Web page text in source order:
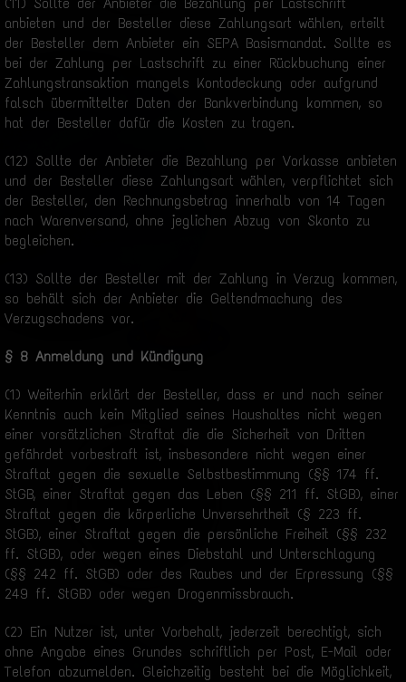
anbieten und der Besteller diese Zahlungsart wählen, erteilt
der Besteller dem Anbieter ein SEPA Basismandat. Sollte es
bei der Zahlung per Lastschrift zu einer Rückbuchung einer
Zahlungstransaktion mangels Kontodeckung oder aufgrund
falsch übermittelter Daten der Bankverbindung kommen, so
hat der Besteller dafür die Kosten zu tragen.
(12) Sollte der Anbieter die Bezahlung per Vorkasse anbieten
und der Besteller diese Zahlungsart wählen, verpflichtet sich
der Besteller, den Rechnungsbetrag innerhalb von 14 Tagen
nach Warenversand, ohne jeglichen Abzug von Skonto zu
begleichen.
(13) Sollte der Besteller mit der Zahlung in Verzug kommen,
so behält sich der Anbieter die Geltendmachung des
Verzugschadens vor.
§ 8 Anmeldung und Kündigung
(1) Weiterhin erklärt der Besteller, dass er und nach seiner
Kenntnis auch kein Mitglied seines Haushaltes nicht wegen
einer vorsätzlichen Straftat die die Sicherheit von Dritten
gefährdet vorbestraft ist, insbesondere nicht wegen einer
Straftat gegen die sexuelle Selbstbestimmung (§§ 174 ff.
StGB, einer Straftat gegen das Leben (§§ 211 ff. StGB), einer
Straftat gegen die körperliche Unversehrtheit (§ 223 ff.
StGB), einer Straftat gegen die persönliche Freiheit (§§ 232
ff. StGB), oder wegen eines Diebstahl und Unterschlagung
(§§ 242 ff. StGB) oder des Raubes und der Erpressung (§§
249 ff. StGB) oder wegen Drogenmissbrauch.
(2) Ein Nutzer ist, unter Vorbehalt, jederzeit berechtigt, sich
ohne Angabe eines Grundes schriftlich per Post, E-Mail oder
Telefon abzumelden. Gleichzeitig besteht bei die Möglichkeit,